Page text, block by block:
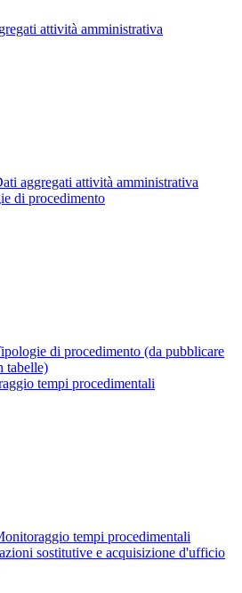
attività amministrativa
aggregati attività amministrativa
di procedimento
di procedimento (da pubblicare
tabelle)
tempi procedimentali
tempi procedimentali
sostitutive e acquisizione d'ufficio